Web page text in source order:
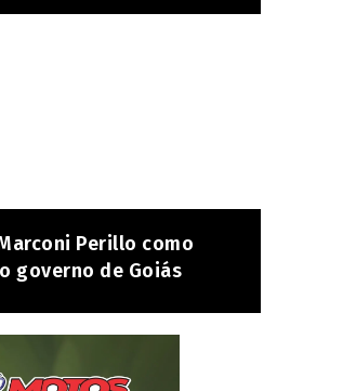
Perillo como
governo de Goiás